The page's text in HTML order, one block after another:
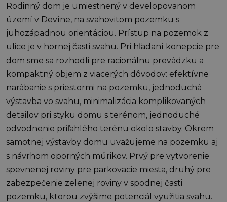
Rodinný dom je umiestnený v developovanom
území v Devíne, na svahovitom pozemku s
juhozápadnou orientáciou. Prístup na pozemok z
ulice je v hornej časti svahu. Pri hľadaní konepcie pre
dom sme sa rozhodli pre racionálnu prevádzku a
kompaktný objem z viacerých dôvodov: efektívne
narábanie s priestormi na pozemku, jednoduchá
výstavba vo svahu, minimalizácia komplikovaných
detailov pri styku domu s terénom, jednoduché
odvodnenie priľahlého terénu okolo stavby. Okrem
samotnej výstavby domu uvažujeme na pozemku aj
s návrhom oporných múrikov. Prvý pre vytvorenie
spevnenej roviny pre parkovacie miesta, druhý pre
zabezpečenie zelenej roviny v spodnej časti
pozemku, ktorou zvýšime potenciál využitia svahu.